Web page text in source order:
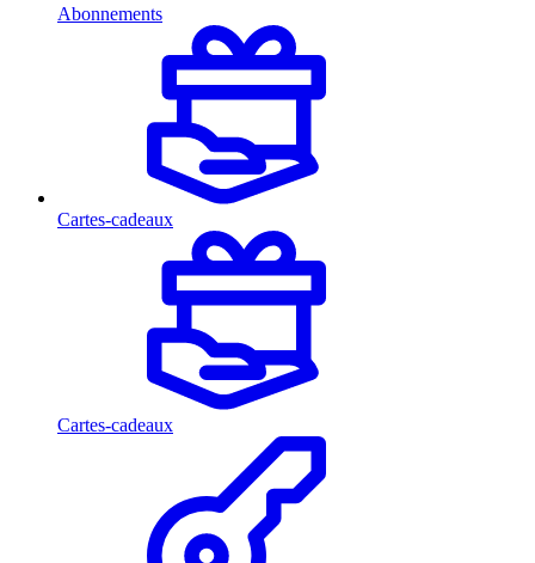
Abonnements
Cartes-cadeaux
Cartes-cadeaux